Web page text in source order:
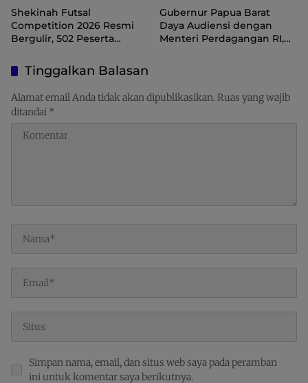
Shekinah Futsal
Competition 2026 Resmi
Bergulir, 502 Peserta
Pembinaan Generasi Muda
Raja Ampat
Gubernur Papua Barat
Daya Audiensi dengan
Menteri Perdagangan RI,
Indonesia
Tinggalkan Balasan
Alamat email Anda tidak akan dipublikasikan.Ruas yang wajib
ditandai *
Simpan nama, email, dan situs web saya pada peramban
ini untuk komentar saya berikutnya.